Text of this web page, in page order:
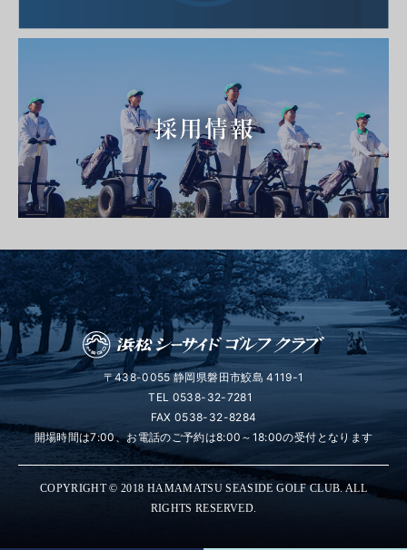
〒438-0055 静岡県磐田市鮫島 4119-1
TEL 0538-32-7281
FAX 0538-32-8284
開場時間は7:00、お電話のご予約は8:00～18:00の受付となります
COPYRIGHT © 2018 HAMAMATSU SEASIDE GOLF CLUB. ALL
RIGHTS RESERVED.